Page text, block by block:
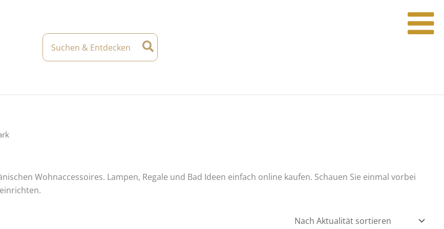
Search
for:
Wohnaccessoires. Lampen, Regale und Bad Ideen einfach online kaufen. Schauen Sie einmal vorbei